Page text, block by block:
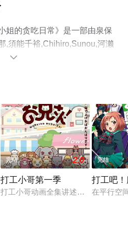
姐的贪吃日常》是一部由泉保
,須能千裕,Chihiro,Sunou,河濑
佐久间大介等演员精彩演绎的日
移步至豆瓣动漫、电视猫或剧

一个16岁的青春高中生。某日，
完结 2.0
打工小哥第一季
打工小哥动画全集讲述各种忙碌的工
完结
打工吧
在平行空